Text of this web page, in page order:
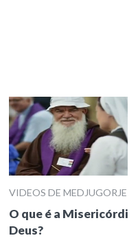
VIDEOS DE MEDJUGORJE
O que é a Misericórdia
Deus?